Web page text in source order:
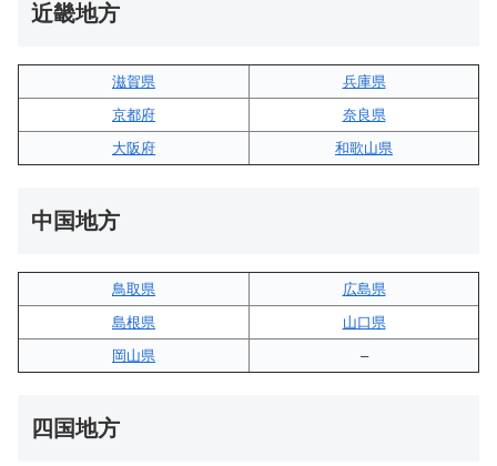
近畿地方
滋賀県
兵庫県
京都府
奈良県
大阪府
和歌山県
中国地方
鳥取県
広島県
島根県
山口県
岡山県
–
四国地方